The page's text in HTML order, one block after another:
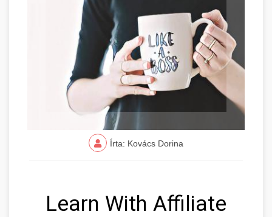
Írta: Kovács Dorina
Learn With Affiliate